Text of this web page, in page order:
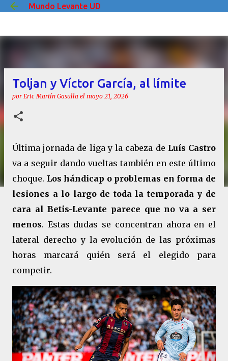
Ir al contenido principal
Mundo Levante UD
Toljan y Víctor García, al límite
por Eric Martín Gasulla el mayo 21, 2026
Última jornada de liga y la cabeza de Luís Castro
va a seguir dando vueltas también en este último
choque. Los hándicap o problemas en forma de
lesiones a lo largo de toda la temporada y de
cara al Betis-Levante parece que no va a ser
menos. Estas dudas se concentran ahora en el
lateral derecho y la evolución de las próximas
horas marcará quién será el elegido para
competir.